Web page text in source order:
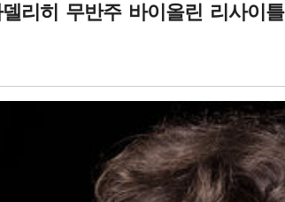
리히 무반주 바이올린 리사이틀